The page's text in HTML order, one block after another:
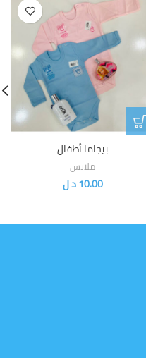
بيجاما أطفال
ملابس
10.00د ل